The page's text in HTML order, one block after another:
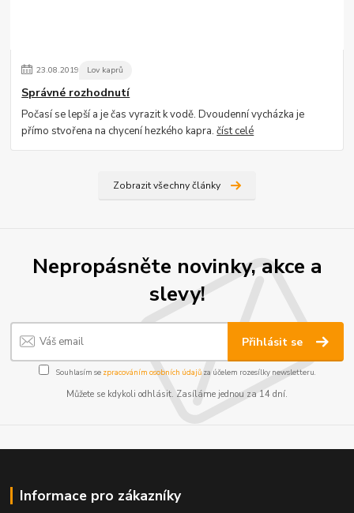
23.08.2019 Lov kaprů
Správné rozhodnutí
Počasí se lepší a je čas vyrazit k vodě. Dvoudenní vycházka je
přímo stvořena na chycení hezkého kapra.číst celé
Zobrazit všechny články
Nepropásněte novinky, akce a
slevy!
Přihlásit se
Souhlasím se zpracováním osobních údajůza účelem rozesílky newsletteru.
Můžete se kdykoli odhlásit. Zasíláme jednou za 14 dní.
Informace pro zákazníky